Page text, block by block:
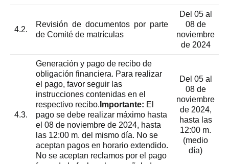
4.2.
Revisión de documentos por parte
de Comité de matrículas
Del 05 al
08 de
noviembre
de 2024
4.3.
Generación y pago de recibo de
obligación financiera. Para realizar
el pago, favor seguir las
instrucciones contenidas en el
respectivo recibo. Importante: El
pago se debe realizar máximo hasta
el 08 de noviembre de 2024, hasta
las 12:00 m. del mismo día. No se
aceptan pagos en horario extendido.
No se aceptan reclamos por el pago
Del 05 al
08 de
noviembre
de 2024,
hasta las
12:00 m.
(medio
día)